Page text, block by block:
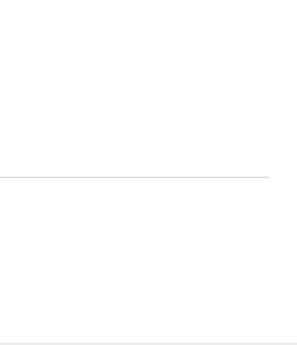
カゴへ
本気